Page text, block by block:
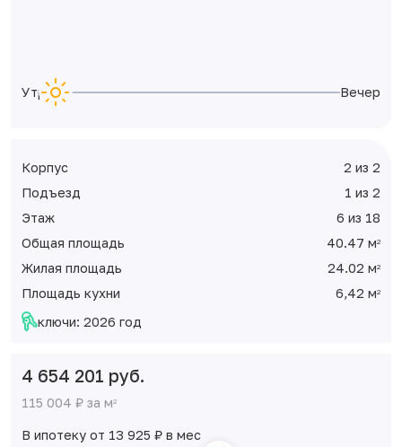
Утро Вечер
Корпус
2 из 2
Подъезд
1 из 2
Этаж
6 из 18
Общая площадь
40.47 м2
Жилая площадь 24.02 м2
Площадь кухни 6,42 м2
ключи: 2026 год
4 654 201 руб.
115 004 ₽ за м2
В ипотеку от 13 925 ₽ в мес